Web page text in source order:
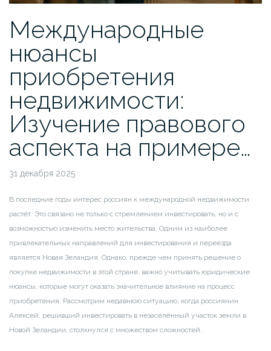
Международные
нюансы
приобретения
недвижимости:
Изучение правового
аспекта на примере…
31 декабря 2025
В последние годы интерес россиян к международной недвижимости
растёт. Это связано не только с стремлением инвестировать, но и с
возможностью изменить место жительства. Одним из наиболее
привлекательных направлений для инвестирования и переезда
является Новая Зеландия. Однако, прежде чем принять решение о
покупке недвижимости в этой стране, важно учитывать юридические
нюансы, которые могут оказать значительное влияние на процесс
приобретения. Рассмотрим недавнюю ситуацию, когда россиянин
Алексей, решивший инвестировать в незаселённый участок земли в
Новой Зеландии, столкнулся с множеством сложностей.